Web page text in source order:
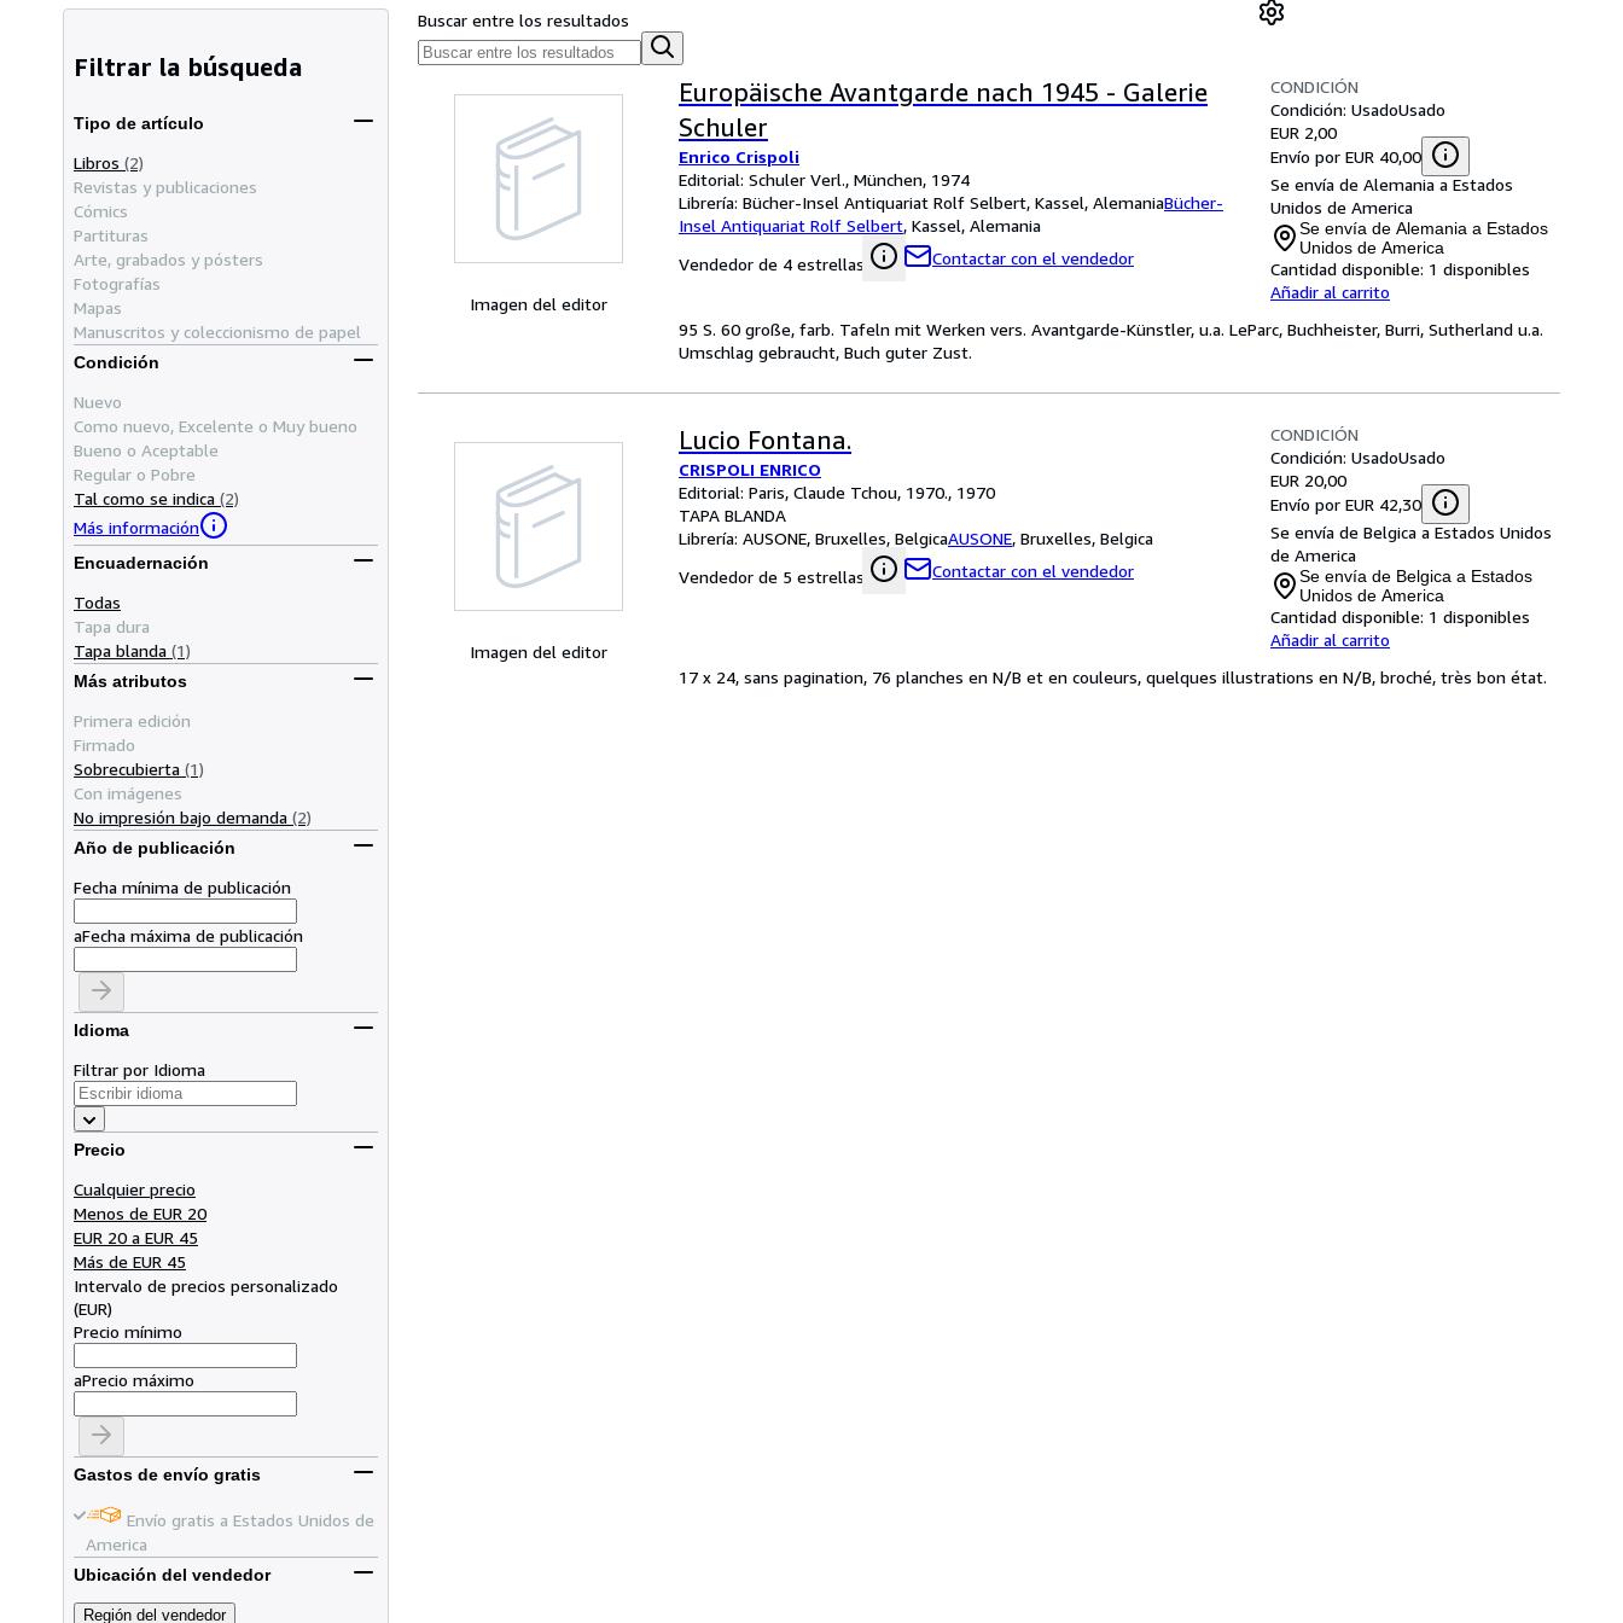
Filtrar la búsqueda
Tipo de artículo
Libros (2)
Revistas y publicaciones
Cómics
Partituras
Arte, grabados y pósters
Fotografías
Mapas
Manuscritos y coleccionismo de papel
Condición
Nuevo
Como nuevo, Excelente o Muy bueno
Bueno o Aceptable
Regular o Pobre
Tal como se indica (2)
Más información
Encuadernación
Todas
Tapa dura
Tapa blanda (1)
Más atributos
Primera edición
Firmado
Sobrecubierta (1)
Con imágenes
No impresión bajo demanda (2)
Año de publicación
Fecha mínima de publicación
aFecha máxima de publicación
Idioma
Filtrar por Idioma
Precio
Cualquier precio
Menos de EUR 20
EUR 20 a EUR 45
Más de EUR 45
Intervalo de precios personalizado
(EUR)
Precio mínimo
aPrecio máximo
Gastos de envío gratis
Envío gratis a Estados Unidos de
America
Ubicación del vendedor
Región del vendedor
Buscar entre los resultados
Imagen del editor
Europäische Avantgarde nach 1945 - Galerie
Schuler
Enrico Crispoli
Editorial: Schuler Verl., München, 1974
Librería: Bücher-Insel Antiquariat Rolf Selbert, Kassel, AlemaniaBücher-
Insel Antiquariat Rolf Selbert, Kassel, Alemania
Vendedor de 4 estrellas
Contactar con el vendedor
CONDICIÓN
Condición: UsadoUsado
EUR 2,00
Envío por EUR 40,00
Se envía de Alemania a Estados
Unidos de America
Se envía de Alemania a Estados
Unidos de America
Cantidad disponible: 1 disponibles
Añadir al carrito
95 S. 60 große, farb. Tafeln mit Werken vers. Avantgarde-Künstler, u.a. LeParc, Buchheister, Burri, Sutherland u.a.
Umschlag gebraucht, Buch guter Zust.
Imagen del editor
Lucio Fontana.
CRISPOLI ENRICO
Editorial: Paris, Claude Tchou, 1970., 1970
TAPA BLANDA
Librería: AUSONE, Bruxelles, BelgicaAUSONE, Bruxelles, Belgica
Vendedor de 5 estrellas
Contactar con el vendedor
CONDICIÓN
Condición: UsadoUsado
EUR 20,00
Envío por EUR 42,30
Se envía de Belgica a Estados Unidos
de America
Se envía de Belgica a Estados
Unidos de America
Cantidad disponible: 1 disponibles
Añadir al carrito
17 x 24, sans pagination, 76 planches en N/B et en couleurs, quelques illustrations en N/B, broché, très bon état.